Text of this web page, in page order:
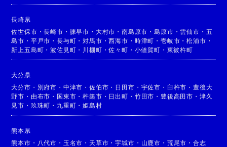
長崎県
佐世保市 ・長崎市 ・ 諫早市 ・ 大村市 ・南島原市 ・島原市 ・ 雲仙市 ・ 五
島市 ・ 平戸市 ・長与町 ・対馬市 ・西海市 ・ 時津町 ・ 壱岐市 ・松浦市 ・
新上五島町 ・波佐見町 ・ 川棚町 ・佐々町 ・ 小値賀町 ・ 東彼杵町
大分県
大分市 ・ 別府市 ・ 中津市 ・佐伯市 ・ 日田市 ・ 宇佐市 ・ 臼杵市 ・ 豊後大
野市 ・ 由布市 ・ 国東市 ・杵築市 ・ 日出町 ・ 竹田市 ・ 豊後高田市 ・ 津久
見市 ・ 玖珠町 ・ 九重町 ・姫島村
熊本県
熊本市 ・ 八代市 ・ 玉名市 ・ 天草市 ・宇城市 ・ 山鹿市 ・ 荒尾市 ・ 合志